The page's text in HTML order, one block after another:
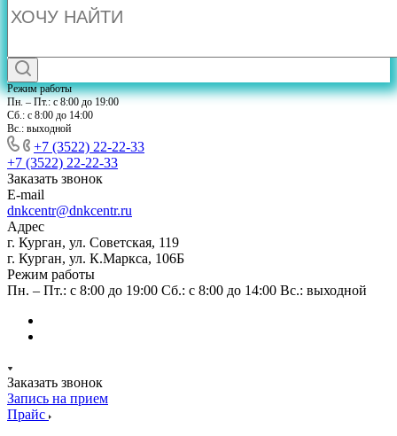
Режим работы
Пн. – Пт.: с 8:00 до 19:00
Сб.: с 8:00 до 14:00
Вс.: выходной
+7 (3522) 22-22-33
+7 (3522) 22-22-33
Заказать звонок
E-mail
dnkcentr@dnkcentr.ru
Адрес
г. Курган, ул. Советская, 119
г. Курган, ул. К.Маркса, 106Б
Режим работы
Пн. – Пт.: с 8:00 до 19:00 Сб.: с 8:00 до 14:00 Вс.: выходной
Заказать звонок
Запись на прием
Прайс